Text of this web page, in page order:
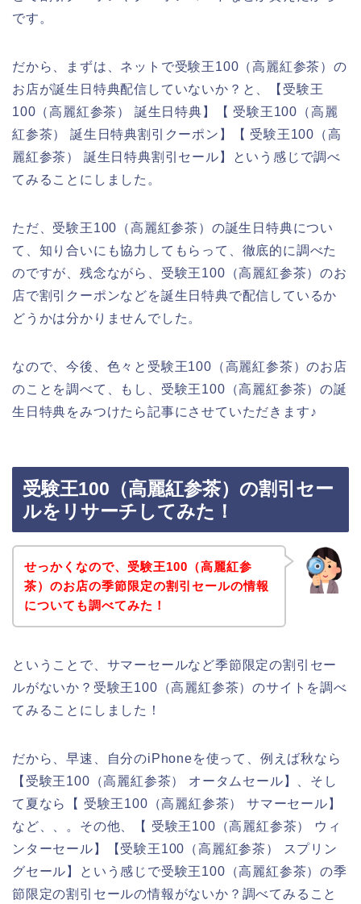
です。
だから、まずは、ネットで受験王100（高麗紅参茶）の
お店が誕生日特典配信していないか？と、【受験王
100（高麗紅参茶） 誕生日特典】【 受験王100（高麗
紅参茶） 誕生日特典割引クーポン】【 受験王100（高
麗紅参茶） 誕生日特典割引セール】という感じで調べ
てみることにしました。
ただ、受験王100（高麗紅参茶）の誕生日特典につい
て、知り合いにも協力してもらって、徹底的に調べた
のですが、残念ながら、受験王100（高麗紅参茶）のお
店で割引クーポンなどを誕生日特典で配信しているか
どうかは分かりませんでした。
なので、今後、色々と受験王100（高麗紅参茶）のお店
のことを調べて、もし、受験王100（高麗紅参茶）の誕
生日特典をみつけたら記事にさせていただきます♪
受験王100（高麗紅参茶）の割引セー
ルをリサーチしてみた！
せっかくなので、受験王100（高麗紅参
茶）のお店の季節限定の割引セールの情報
についても調べてみた！
ということで、サマーセールなど季節限定の割引セー
ルがないか？受験王100（高麗紅参茶）のサイトを調べ
てみることにしました！
だから、早速、自分のiPhoneを使って、例えば秋なら
【受験王100（高麗紅参茶） オータムセール】、そし
て夏なら【 受験王100（高麗紅参茶） サマーセール】
など、、。その他、【 受験王100（高麗紅参茶） ウィ
ンターセール】【受験王100（高麗紅参茶） スプリン
グセール】という感じで受験王100（高麗紅参茶）の季
節限定の割引セールの情報がないか？調べてみること